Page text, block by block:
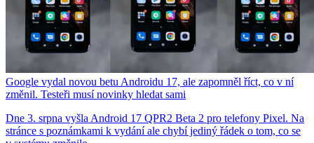
Google vydal novou betu Androidu 17, ale zapomněl říct, co v ní
změnil. Testeři musí novinky hledat sami
Dne 3. srpna vyšla Android 17 QPR2 Beta 2 pro telefony Pixel. Na
stránce s poznámkami k vydání ale chybí jediný řádek o tom, co se